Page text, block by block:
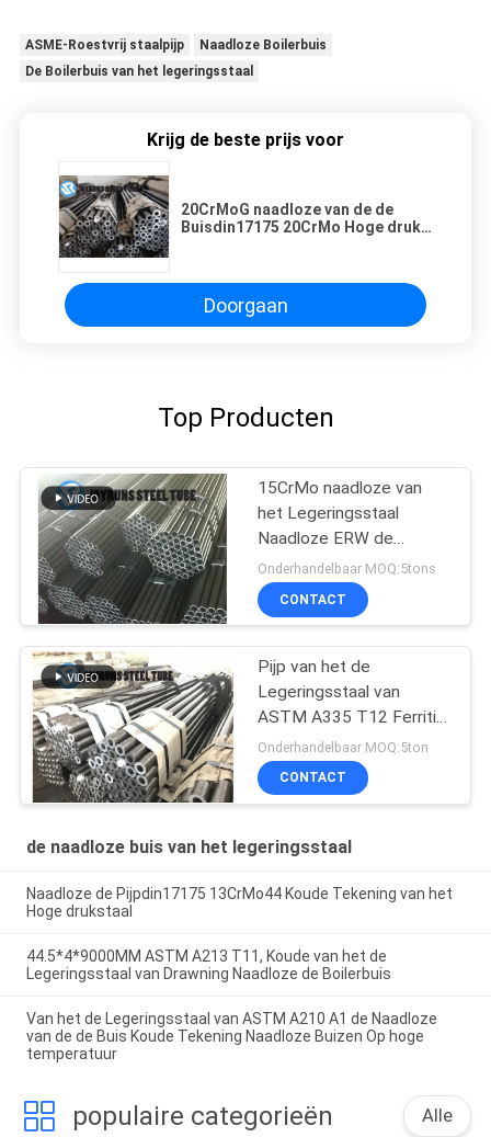
ASME-Roestvrij staalpijp
Naadloze Boilerbuis
De Boilerbuis van het legeringsstaal
Krijg de beste prijs voor
20CrMoG naadloze van de de
Buisdin17175 20CrMo Hoge druk
Doorgaan
Top Producten
15CrMo naadloze van
het Legeringsstaal
Naadloze ERW de
Boilerbuizen van de de
Buisdin17175 Koude
Tekening
Onderhandelbaar MOQ:5tons
CONTACT
Pijp van het de
Legeringsstaal van
ASTM A335 T12 Ferritic,
Naadloos Koolstofstaal
Op hoge temperatuur
Onderhandelbaar MOQ:5ton
CONTACT
de naadloze buis van het legeringsstaal
Naadloze de Pijpdin17175 13CrMo44 Koude Tekening van het
Hoge drukstaal
44.5*4*9000MM ASTM A213 T11, Koude van het de
Legeringsstaal van Drawning Naadloze de Boilerbuis
Van het de Legeringsstaal van ASTM A210 A1 de Naadloze
van de de Buis Koude Tekening Naadloze Buizen Op hoge
temperatuur
populaire categorieën Alle